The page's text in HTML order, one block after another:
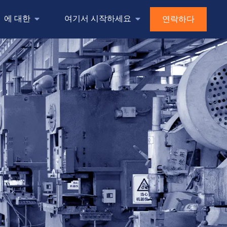
에 대한 여기서 시작하세요 연락하다